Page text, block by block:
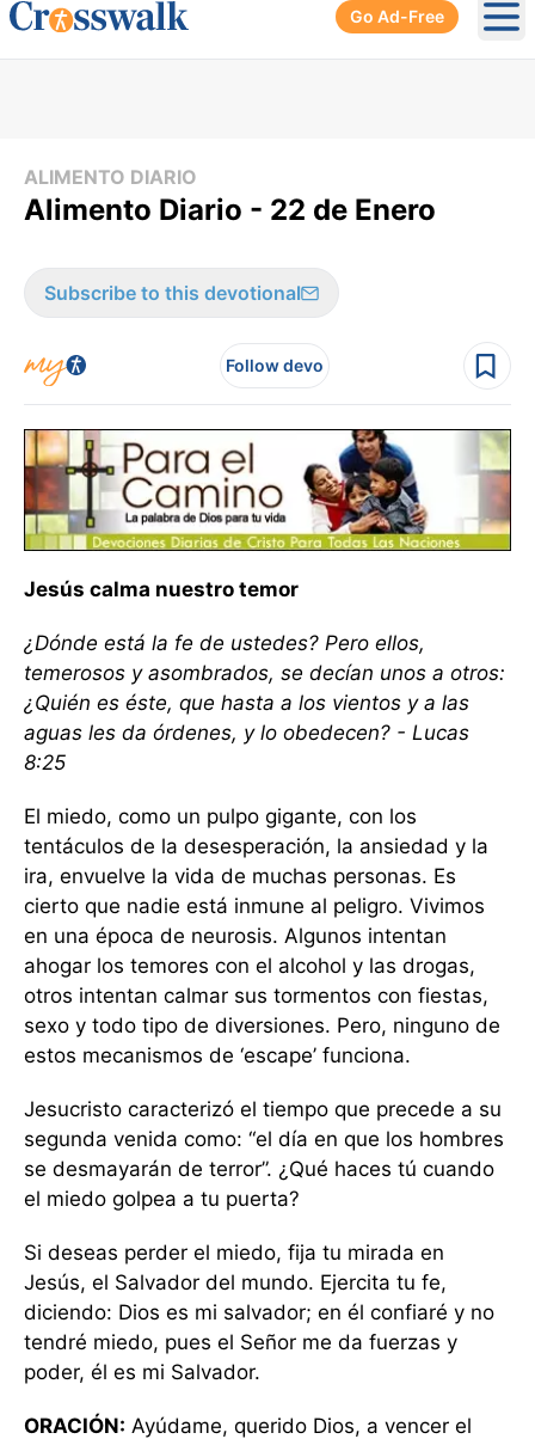
Go Ad-Free
ALIMENTO DIARIO
Alimento Diario - 22 de Enero
Subscribe to this devotional
Follow devo
Jesús calma nuestro temor
¿Dónde está la fe de ustedes? Pero ellos,
temerosos y asombrados, se decían unos a otros:
¿Quién es éste, que hasta a los vientos y a las
aguas les da órdenes, y lo obedecen? - Lucas
8:25
El miedo, como un pulpo gigante, con los
tentáculos de la desesperación, la ansiedad y la
ira, envuelve la vida de muchas personas. Es
cierto que nadie está inmune al peligro. Vivimos
en una época de neurosis. Algunos intentan
ahogar los temores con el alcohol y las drogas,
otros intentan calmar sus tormentos con fiestas,
sexo y todo tipo de diversiones. Pero, ninguno de
estos mecanismos de ‘escape’ funciona.
Jesucristo caracterizó el tiempo que precede a su
segunda venida como: “el día en que los hombres
se desmayarán de terror”. ¿Qué haces tú cuando
el miedo golpea a tu puerta?
Si deseas perder el miedo, fija tu mirada en
Jesús, el Salvador del mundo. Ejercita tu fe,
diciendo: Dios es mi salvador; en él confiaré y no
tendré miedo, pues el Señor me da fuerzas y
poder, él es mi Salvador.
ORACIÓN: Ayúdame, querido Dios, a vencer el